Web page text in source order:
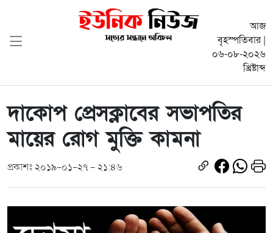
আজ
বৃহস্পতিবার |
০৬-০৮-২০২৬
খ্রিষ্টাব্দ
দাকোপ প্রেসক্লাবের সভাপতির
মায়ের রোগ মুক্তি কামনা
প্রকাশঃ ২০১৯-০১-২৭ - ২১:৪৬